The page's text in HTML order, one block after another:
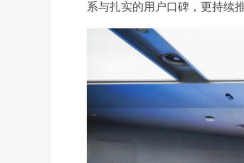
系与扎实的用户口碑，更持续